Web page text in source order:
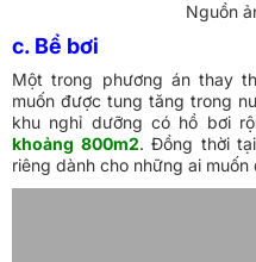
Nguồn
c. Bể bơi
Một trong phương án thay
muốn được tung tăng trong
khu nghỉ dưỡng có hồ bơi
khoảng 800m2. Đồng thời
riêng dành cho những ai